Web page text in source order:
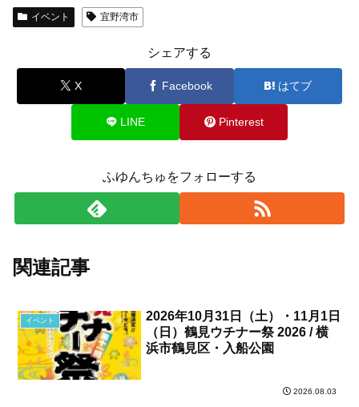
イベント 宜野湾市
シェアする
X Facebook はてブ
LINE Pinterest
ふゆんちゅをフォローする
関連記事
イベント
2026年10月31日（土）・11月1日
（日）鶴見ウチナー祭 2026 / 横
浜市鶴見区・入船公園
2026.08.03